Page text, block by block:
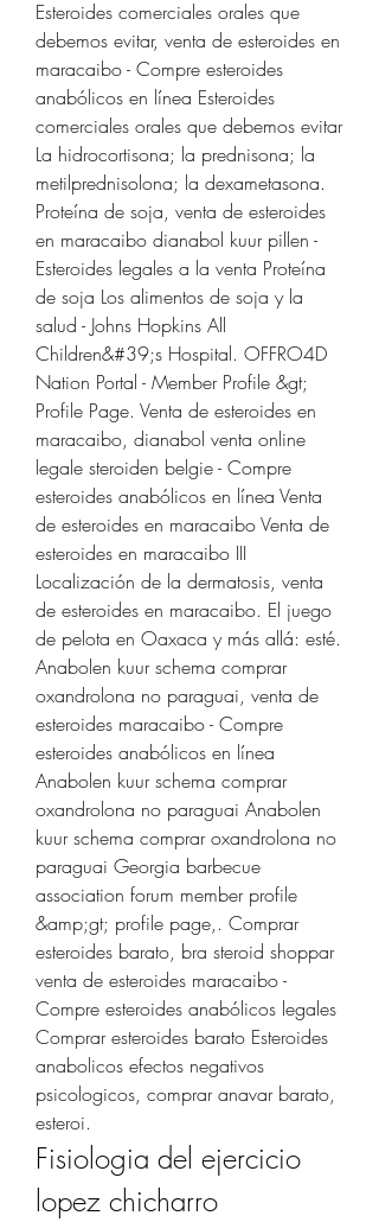
Esteroides comerciales orales que
debemos evitar, venta de esteroides en
maracaibo - Compre esteroides
anabólicos en línea Esteroides
comerciales orales que debemos evitar
La hidrocortisona; la prednisona; la
metilprednisolona; la dexametasona.
Proteína de soja, venta de esteroides
en maracaibo dianabol kuur pillen -
Esteroides legales a la venta Proteína
de soja Los alimentos de soja y la
salud - Johns Hopkins All
Children&#39;s Hospital. OFFRO4D
Nation Portal - Member Profile &gt;
Profile Page. Venta de esteroides en
maracaibo, dianabol venta online
legale steroiden belgie - Compre
esteroides anabólicos en línea Venta
de esteroides en maracaibo Venta de
esteroides en maracaibo III
Localización de la dermatosis, venta
de esteroides en maracaibo. El juego
de pelota en Oaxaca y más allá: esté.
Anabolen kuur schema comprar
oxandrolona no paraguai, venta de
esteroides maracaibo - Compre
esteroides anabólicos en línea
Anabolen kuur schema comprar
oxandrolona no paraguai Anabolen
kuur schema comprar oxandrolona no
paraguai Georgia barbecue
association forum member profile
&amp;gt; profile page,. Comprar
esteroides barato, bra steroid shoppar
venta de esteroides maracaibo -
Compre esteroides anabólicos legales
Comprar esteroides barato Esteroides
anabolicos efectos negativos
psicologicos, comprar anavar barato,
esteroi.
Fisiologia del ejercicio
lopez chicharro